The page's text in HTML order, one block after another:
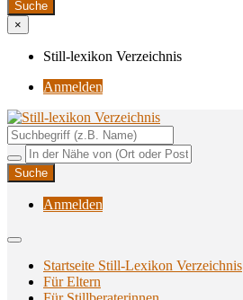
×
Still-lexikon Verzeichnis
Anmelden
Still-lexikon Verzeichnis
Unterstützungsangebote rund ums Stillen
Anmelden
Startseite Still-Lexikon Verzeichnis
Für Eltern